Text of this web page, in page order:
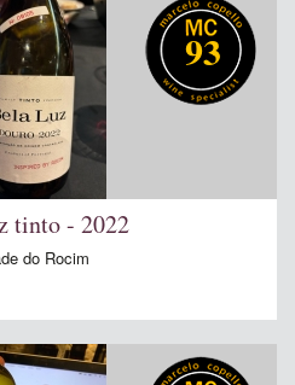
93
tinto - 2022
do Rocim